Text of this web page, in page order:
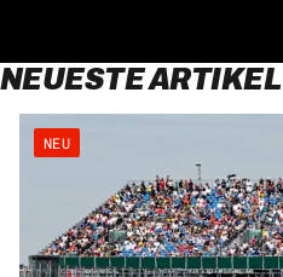
NEUESTE ARTIKEL
NEU